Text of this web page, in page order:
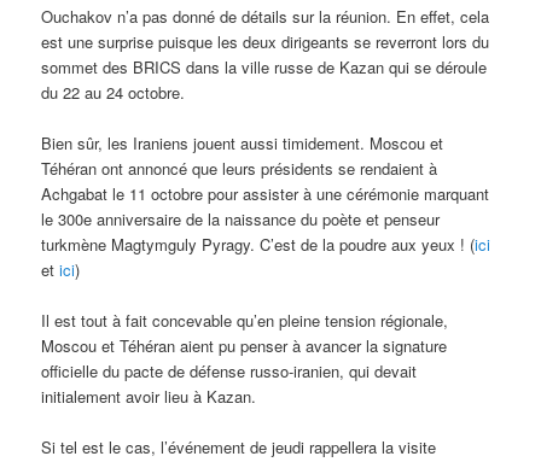
Ouchakov n’a pas donné de détails sur la réunion. En effet, cela
est une surprise puisque les deux dirigeants se reverront lors du
sommet des BRICS dans la ville russe de Kazan qui se déroule
du 22 au 24 octobre.
Bien sûr, les Iraniens jouent aussi timidement. Moscou et
Téhéran ont annoncé que leurs présidents se rendaient à
Achgabat le 11 octobre pour assister à une cérémonie marquant
le 300e anniversaire de la naissance du poète et penseur
turkmène Magtymguly Pyragy. C’est de la poudre aux yeux ! (ici
etici)
Il est tout à fait concevable qu’en pleine tension régionale,
Moscou et Téhéran aient pu penser à avancer la signature
officielle du pacte de défense russo-iranien, qui devait
initialement avoir lieu à Kazan.
Si tel est le cas, l’événement de jeudi rappellera la visite